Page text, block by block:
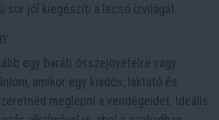
sör jól kiegészíti a lecsó ízvilágát.
egy baráti összejövetelre vagy
amikor egy kiadós, laktató és
meglepni a vendégeidet. Ideális